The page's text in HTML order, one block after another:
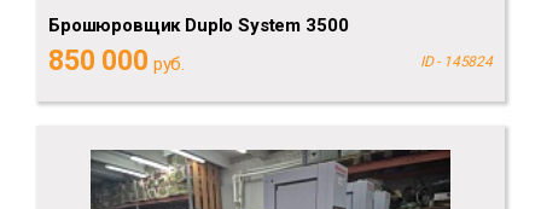
Брошюровщик Duplo System 3500
850 000 руб. ID - 145824